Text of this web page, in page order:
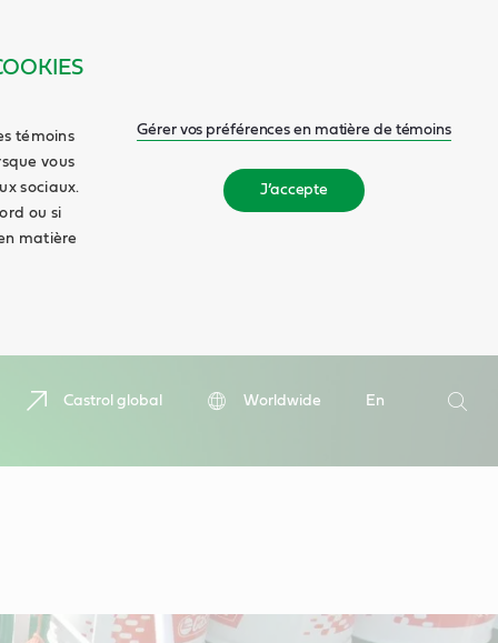
témoins
vous
sociaux.
ou si
matière
Gérer vos préférences en matière de témoins
J’accepte
Castrol global Worldwide
En